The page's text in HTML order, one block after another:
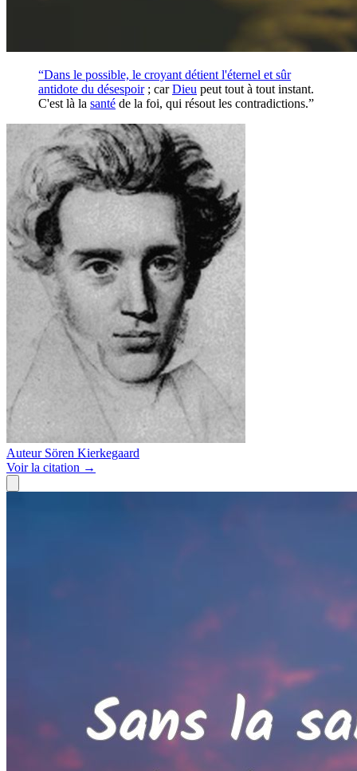
“Dans le possible, le croyant détient l'éternel et sûr
antidote du désespoir; carDieu peut tout à tout instant.
C'est là la santé de la foi, qui résout les contradictions.”
Auteur Sören Kierkegaard
Voirla citation →